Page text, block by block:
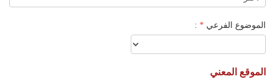
الموضوع الفرعي *
:
الموقع المعني